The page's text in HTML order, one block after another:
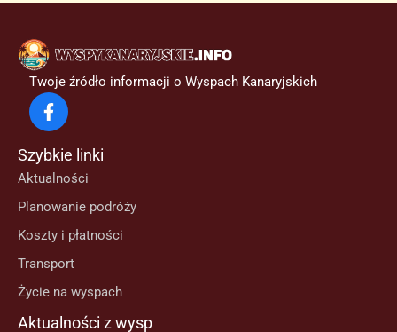
Twoje źródło informacji o Wyspach Kanaryjskich
Szybkie linki
Aktualności
Planowanie podróży
Koszty i płatności
Transport
Życie na wyspach
Aktualności z wysp